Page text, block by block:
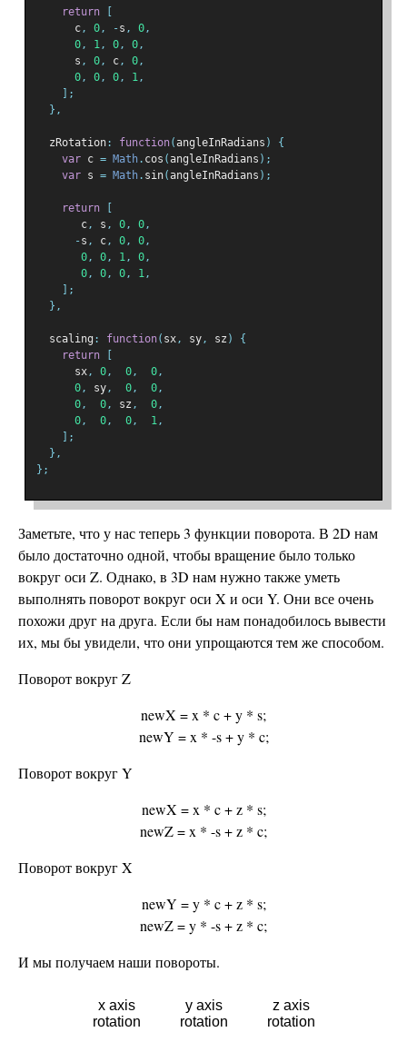
return
      c
, 0, -s , 0,
0, 1, 0, 0,
      s
, 0, c, 0,
0, 0, 0, 1,
];
},
  zRotation
: function(angleInRadians )
{
var c = Math. cos (angleInRadians );
var s = Math. sin(angleInRadians );
return
       c
, s , 0, 0,
-s , c, 0, 0,
0, 0, 1, 0,
0, 0, 0, 1,
];
},
  scaling
: function( sx, sy, sz )
{
return
      sx
, 0, 0, 0,
0, sy, 0, 0,
0, 0, sz , 0,
0, 0, 0, 1,
];
},
};
Заметьте, что у нас теперь 3 функции поворота. В 2D нам
было достаточно одной, чтобы вращение было только
вокруг оси Z. Однако, в 3D нам нужно также уметь
выполнять поворот вокруг оси X и оси Y. Они все очень
похожи друг на друга. Если бы нам понадобилось вывести
их, мы бы увидели, что они упрощаются тем же способом.
Поворот вокруг Z
newX = x * c + y * s;
newY = x * -s + y * c;
Поворот вокруг Y
newX = x * c + z * s;
newZ = x * -s + z * c;
Поворот вокруг X
newY = y * c + z * s;
newZ = y * -s + z * c;
И мы получаем наши повороты.